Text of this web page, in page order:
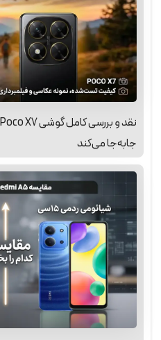
جابه‌جا می‌کند